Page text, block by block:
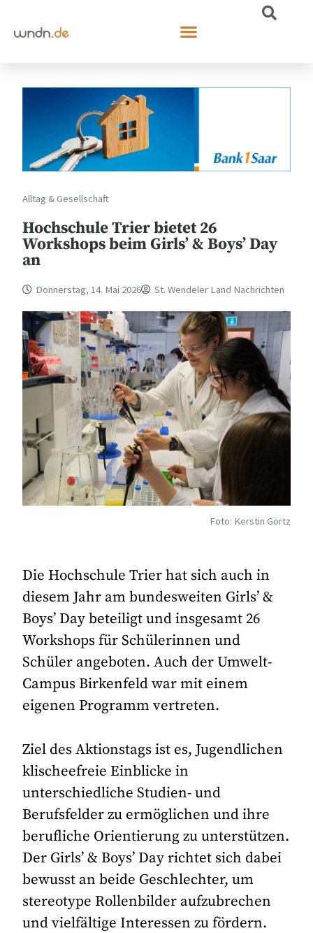
Alltag & Gesellschaft
Hochschule Trier bietet 26
Workshops beim Girls’ & Boys’ Day
an
Donnerstag, 14. Mai 2026 St. Wendeler Land Nachrichten
Foto: Kerstin Görtz
Die Hochschule Trier hat sich auch in
diesem Jahr am bundesweiten Girls’ &
Boys’ Day beteiligt und insgesamt 26
Workshops für Schülerinnen und
Schüler angeboten. Auch der Umwelt-
Campus Birkenfeld war mit einem
eigenen Programm vertreten.
Ziel des Aktionstags ist es, Jugendlichen
klischeefreie Einblicke in
unterschiedliche Studien- und
Berufsfelder zu ermöglichen und ihre
berufliche Orientierung zu unterstützen.
Der Girls’ & Boys’ Day richtet sich dabei
bewusst an beide Geschlechter, um
stereotype Rollenbilder aufzubrechen
und vielfältige Interessen zu fördern.